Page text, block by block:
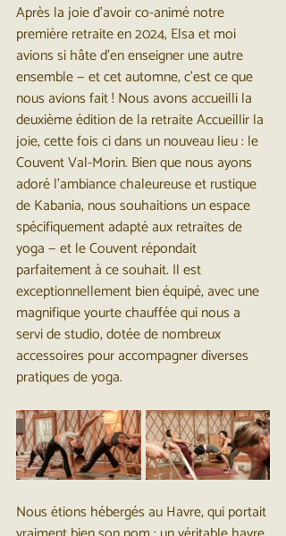
Après la joie d'avoir co-animé notre
première retraite en 2024, Elsa et moi
avions si hâte d’en enseigner une autre
ensemble — et cet automne, c’est ce que
nous avions fait ! Nous avons accueilli la
deuxième édition de la retraite Accueillir la
joie, cette fois ci dans un nouveau lieu : le
Couvent Val-Morin. Bien que nous ayons
adoré l’ambiance chaleureuse et rustique
de Kabania, nous souhaitions un espace
spécifiquement adapté aux retraites de
yoga — et le Couvent répondait
parfaitement à ce souhait. Il est
exceptionnellement bien équipé, avec une
magnifique yourte chauffée qui nous a
servi de studio, dotée de nombreux
accessoires pour accompagner diverses
pratiques de yoga.
Nous étions hébergés au Havre, qui portait